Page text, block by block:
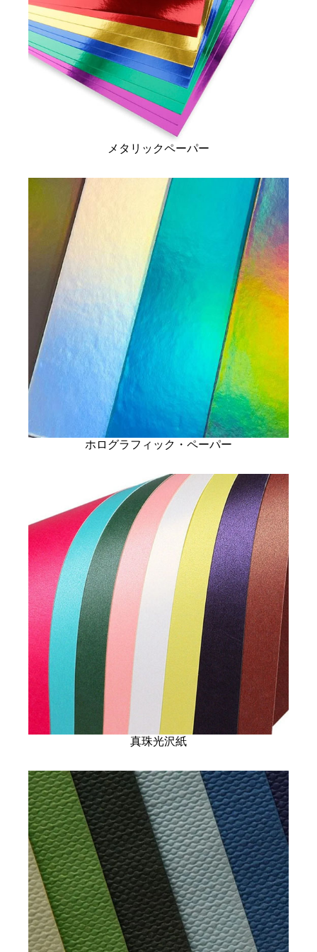
メタリックペーパー
ホログラフィック・ペーパー
真珠光沢紙